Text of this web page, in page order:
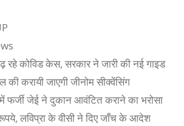
रहे कोविड केस, सरकार ने जारी की नई गाइड
की करायी जाएगी जीनोम सीक्वेंसिंग
फर्जी जेई ने दुकान आवंटित कराने का भरोसा
लविप्रा के वीसी ने दिए जाँच के आदेश